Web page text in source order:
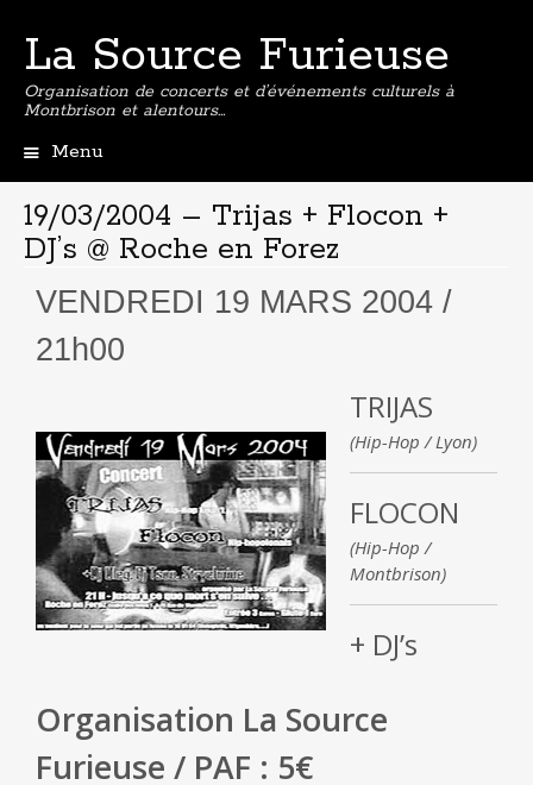
La Source Furieuse
Organisation de concerts et d’événements culturels à
Montbrison et alentours…
Menu
contenu
principal
19/03/2004 – Trijas + Flocon +
DJ’s @ Roche en Forez
VENDREDI 19 MARS 2004 /
21h00
TRIJAS
(Hip-Hop / Lyon)
FLOCON
(Hip-Hop /
Montbrison)
+ DJ’s
Organisation La Source
Furieuse / PAF : 5€